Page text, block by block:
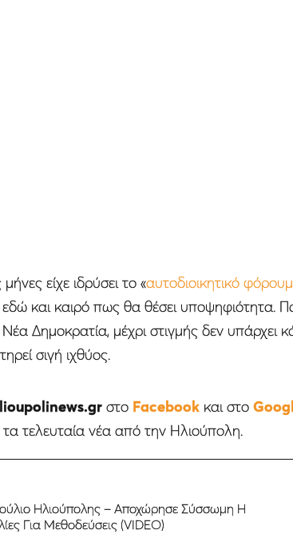
είχε ιδρύσει το «αυτοδιοικητικό
και καιρό πως θα θέσει υποψηφιότητα.
Δημοκρατία, μέχρι στιγμής δεν υπάρχει
σιγή ιχθύος.
στο Facebookκαι στο
τα τελευταία νέα από την Ηλιούπολη.
Ηλιούπολης – Αποχώρησε Σύσσωμη Η
Για Μεθοδεύσεις (VIDEO)